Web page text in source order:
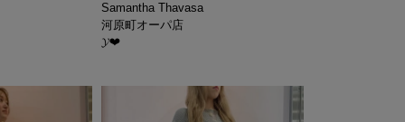
Samantha Thavasa
河原町オーパ店
𝓨‪‪❤︎‬